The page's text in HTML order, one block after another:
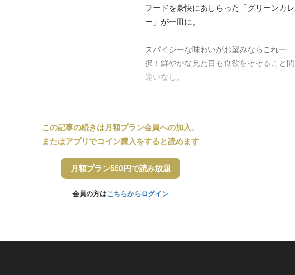
フードを豪快にあしらった「グリーンカレ
ー」が一皿に。
スパイシーな味わいがお望みならこれ一
択！鮮やかな見た目も食欲をそそること間
違いなし。
この記事の続きは月額プラン会員への加入、
またはアプリでコイン購入をすると読めます
月額プラン550円で読み放題
会員の方はこちらからログイン